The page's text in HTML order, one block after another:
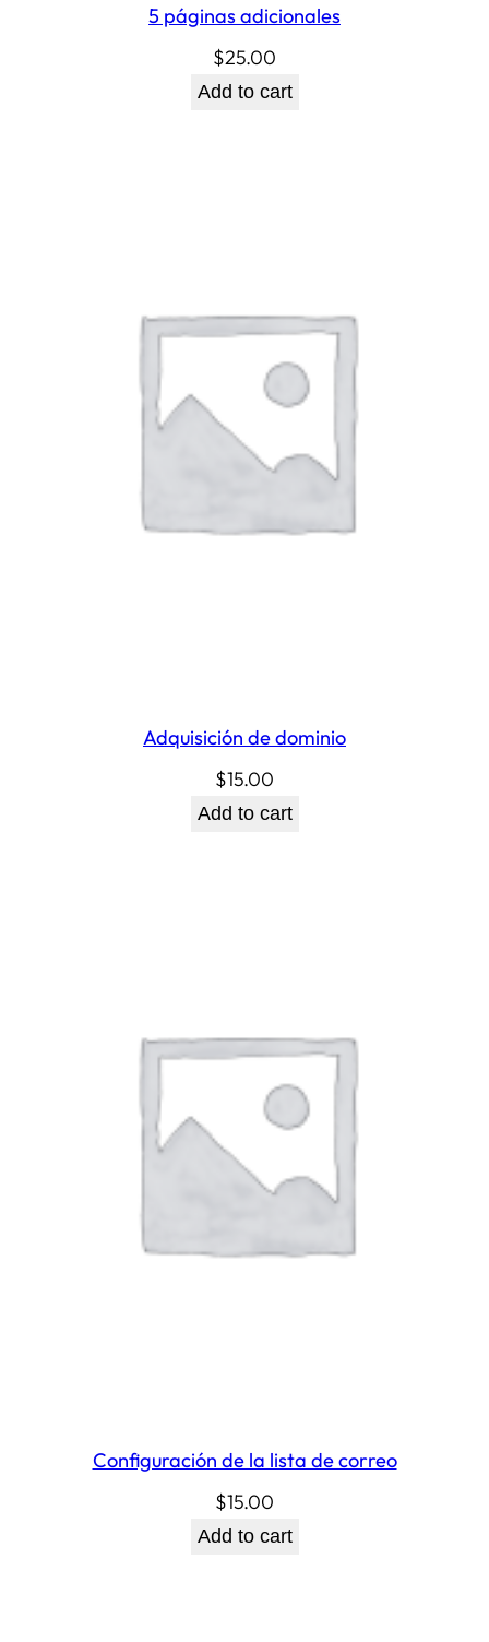
5 páginas adicionales
$25.00
Add to cart
Adquisición de dominio
$15.00
Add to cart
Configuración de la lista de correo
$15.00
Add to cart